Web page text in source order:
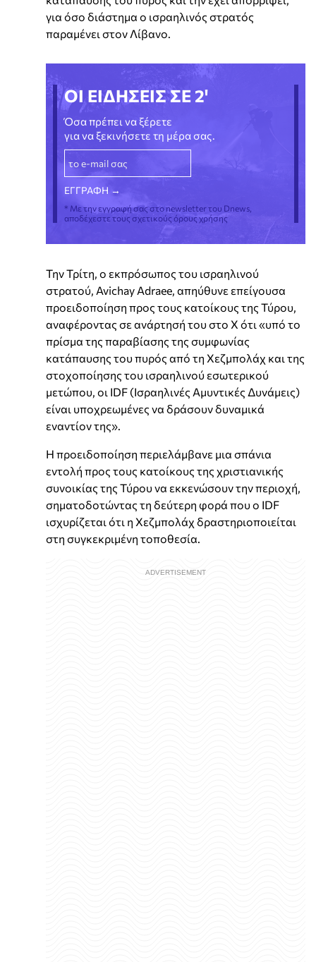
για όσο διάστημα ο ισραηλινός στρατός
παραμένει στον Λίβανο.
ΟΙ ΕΙΔΗΣΕΙΣ ΣΕ 2'
Όσα πρέπει να ξέρετε
για να ξεκινήσετε τη μέρα σας.
* Με την εγγραφή σας στο newsletter του Dnews,
αποδέχεστε τους σχετικούς όρους χρήσης
Την Τρίτη, ο εκπρόσωπος του ισραηλινού
στρατού, Avichay Adraee, απηύθυνε επείγουσα
προειδοποίηση προς τους κατοίκους της Τύρου,
αναφέροντας σε ανάρτησή του στο X ότι «υπό το
πρίσμα της παραβίασης της συμφωνίας
κατάπαυσης του πυρός από τη Χεζμπολάχ και της
στοχοποίησης του ισραηλινού εσωτερικού
μετώπου, οι IDF (Ισραηλινές Αμυντικές Δυνάμεις)
είναι υποχρεωμένες να δράσουν δυναμικά
εναντίον της».
Η προειδοποίηση περιελάμβανε μια σπάνια
εντολή προς τους κατοίκους της χριστιανικής
συνοικίας της Τύρου να εκκενώσουν την περιοχή,
σηματοδοτώντας τη δεύτερη φορά που ο IDF
ισχυρίζεται ότι η Χεζμπολάχ δραστηριοποιείται
στη συγκεκριμένη τοποθεσία.